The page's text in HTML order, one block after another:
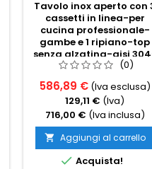
Tavolo inox aperto con
cassetti in linea-per
cucina professionale-
gambe e 1 ripiano-top
senza alzatina-aisi
cm140x60x85h
(0)
586,89 € (Iva esclusa)
129,11 € (Iva)
716,00 € (Iva inclusa)
 Aggiungi al carrello
 Acquista!